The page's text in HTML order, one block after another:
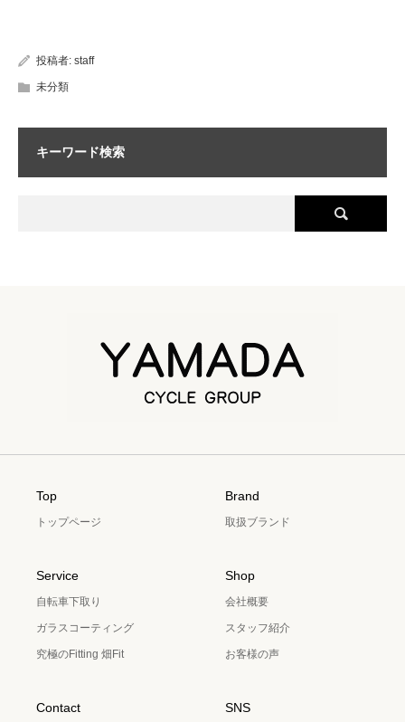
投稿者: staff
未分類
キーワード検索
Top
トップページ
Brand
取扱ブランド
Service
自転車下取り
ガラスコーティング
究極のFitting 畑Fit
Shop
会社概要
スタッフ紹介
お客様の声
Contact SNS